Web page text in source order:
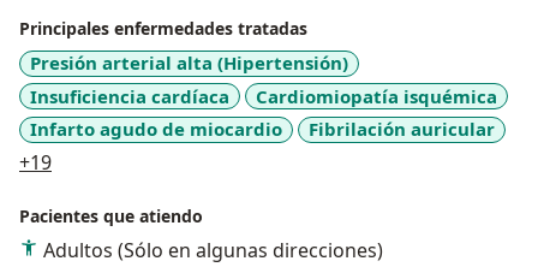
Principales enfermedades tratadas
Presión arterial alta (Hipertensión)
Insuficiencia cardíaca
Cardiomiopatía isquémica
Infarto agudo de miocardio
Fibrilación auricular
+19a11y_sr_more_diseases
Pacientes que atiendo
Adultos (Sólo en algunas direcciones)